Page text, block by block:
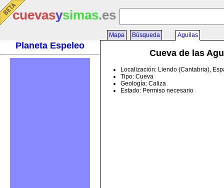
cuevasysimas.es
Planeta Espeleo
Mapa Búsqueda Aguilas
Cueva de las
Localización: Liendo (Cantabria),
Tipo: Cueva
Geología: Caliza
Estado: Permiso necesario